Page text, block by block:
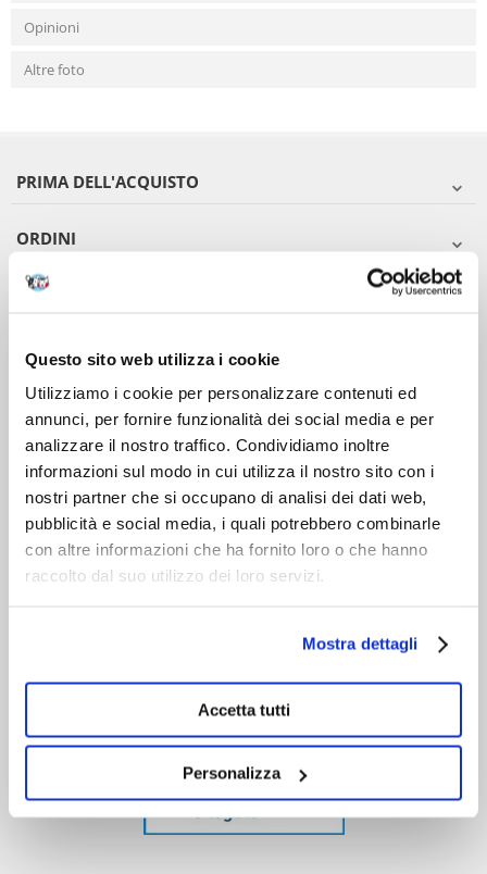
Questo sito web utilizza i cookie
Utilizziamo i cookie per personalizzare contenuti ed
annunci, per fornire funzionalità dei social media e per
analizzare il nostro traffico. Condividiamo inoltre
informazioni sul modo in cui utilizza il nostro sito con i
nostri partner che si occupano di analisi dei dati web,
pubblicità e social media, i quali potrebbero combinarle
con altre informazioni che ha fornito loro o che hanno
raccolto dal suo utilizzo dei loro servizi.
Mostra dettagli
Accetta tutti
Personalizza
Opinioni
Altre foto
PRIMA DELL'ACQUISTO
ORDINI
DOPO L'ACQUISTO
VIENI A CONOSCERCI